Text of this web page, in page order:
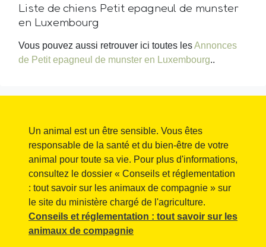
Liste de chiens Petit epagneul de munster
en Luxembourg
Vous pouvez aussi retrouver ici toutes lesAnnonces
de Petit epagneul de munster en Luxembourg..
Un animal est un être sensible. Vous êtes
responsable de la santé et du bien-être de votre
animal pour toute sa vie. Pour plus d'informations,
consultez le dossier « Conseils et réglementation
: tout savoir sur les animaux de compagnie » sur
le site du ministère chargé de l'agriculture.
Conseils et réglementation : tout savoir sur les
animaux de compagnie